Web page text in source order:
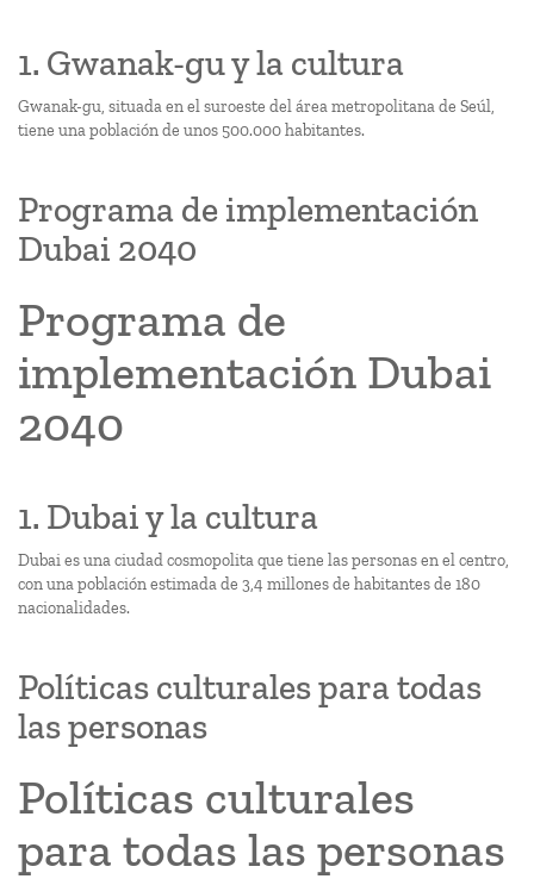
1. Gwanak-gu y la cultura
Gwanak-gu, situada en el suroeste del área metropolitana de Seúl,
tiene una población de unos 500.000 habitantes.
Programa de implementación
Dubai 2040
Programa de
implementación Dubai
2040
1. Dubai y la cultura
Dubai es una ciudad cosmopolita que tiene las personas en el centro,
con una población estimada de 3,4 millones de habitantes de 180
nacionalidades.
Políticas culturales para todas
las personas
Políticas culturales
para todas las personas